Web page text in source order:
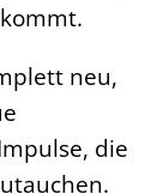
neu,
die